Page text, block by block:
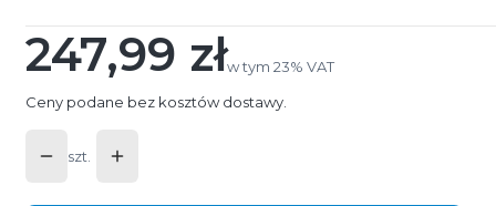
Cena
247,99 złw tym 23% VAT
w tym 23% VAT
Ceny podane bez kosztów dostawy.
szt.